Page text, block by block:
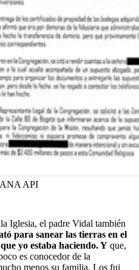
API
Iglesia, el padre Vidal también
para sanear las tierras en el
yo estaba haciendo. Y que,
es conocedor de la
menos su familia. Los fui